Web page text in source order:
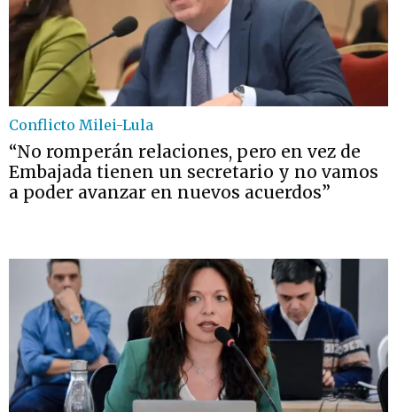
Conflicto Milei-Lula
“No romperán relaciones, pero en vez de
Embajada tienen un secretario y no vamos
a poder avanzar en nuevos acuerdos”